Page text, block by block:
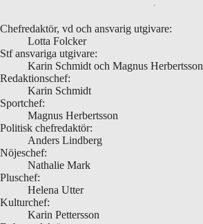
Chefredaktör, vd och ansvarig utgivare:
Lotta Folcker
Stf ansvariga utgivare:
Karin Schmidt och Magnus Herbertsson
Redaktionschef:
Karin Schmidt
Sportchef:
Magnus Herbertsson
Politisk chefredaktör:
Anders Lindberg
Nöjeschef:
Nathalie Mark
Pluschef:
Helena Utter
Kulturchef:
Karin Pettersson